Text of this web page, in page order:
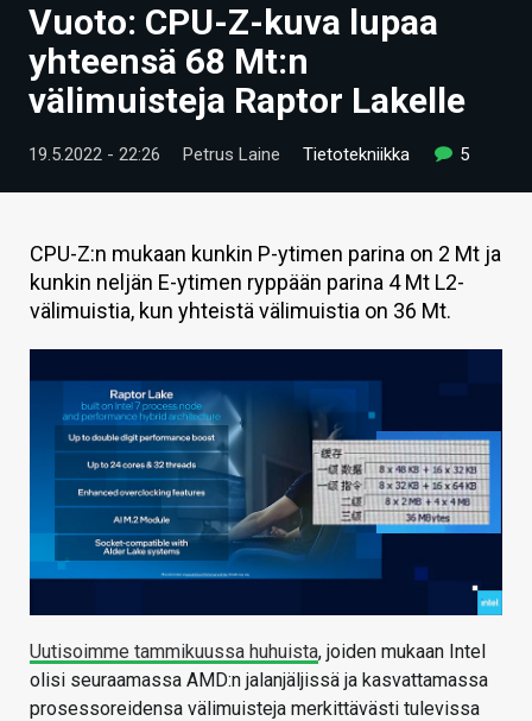
UUTISET
ARTIKKELIT
VIDEOT
TECHBBS
TIETOA
HINTA.FI
VAIHDA TEEMA
HAKU
Vuoto: CPU-Z-kuva lupaa
yhteensä 68 Mt:n
välimuisteja Raptor Lakelle
19.5.2022 - 22:26 Petrus Laine Tietotekniikka 5
CPU-Z:n mukaan kunkin P-ytimen parina on 2 Mt ja
kunkin neljän E-ytimen ryppään parina 4 Mt L2-
välimuistia, kun yhteistä välimuistia on 36 Mt.
Uutisoimme tammikuussa huhuista, joiden mukaan Intel
olisi seuraamassa AMD:n jalanjäljissä ja kasvattamassa
prosessoreidensa välimuisteja merkittävästi tulevissa